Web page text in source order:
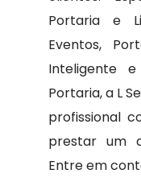
Portaria e
Eventos,
Inteligente
Portaria, a L
profissional
prestar um
Entre em